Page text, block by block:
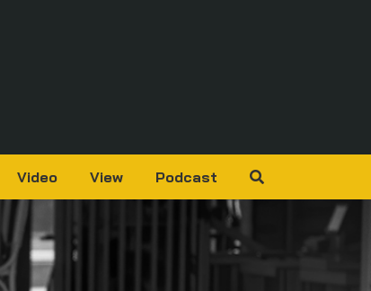
Video View Podcast